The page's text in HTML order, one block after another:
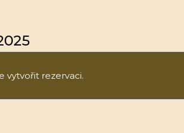
vytvořit rezervaci.